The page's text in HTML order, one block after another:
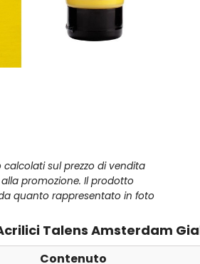
calcolati sul prezzo di vendita
promozione. Il prodotto
quanto rappresentato in foto
Talens Amsterdam
Contenuto